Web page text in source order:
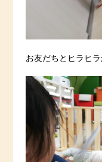
お友だちとヒラヒ